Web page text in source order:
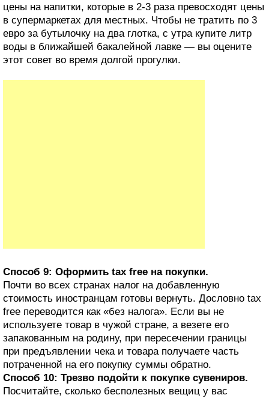
цены на напитки, которые в 2-3 раза превосходят цены
в супермаркетах для местных. Чтобы не тратить по 3
евро за бутылочку на два глотка, с утра купите литр
воды в ближайшей бакалейной лавке — вы оцените
этот совет во время долгой прогулки.
Способ 9: Оформить tax free на покупки.
Почти во всех странах налог на добавленную
стоимость иностранцам готовы вернуть. Дословно tax
free переводится как «без налога». Если вы не
используете товар в чужой стране, а везете его
запакованным на родину, при пересечении границы
при предъявлении чека и товара получаете часть
потраченной на его покупку суммы обратно.
Способ 10: Трезво подойти к покупке сувениров.
Посчитайте, сколько бесполезных вещиц у вас